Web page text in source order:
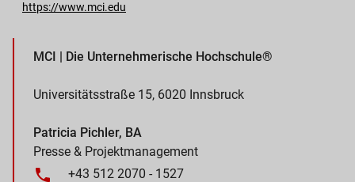
https://www.mci.edu
MCI | Die Unternehmerische Hochschule®
Universitätsstraße 15, 6020 Innsbruck
Patricia Pichler, BA
Presse & Projektmanagement
+43 512 2070 - 1527